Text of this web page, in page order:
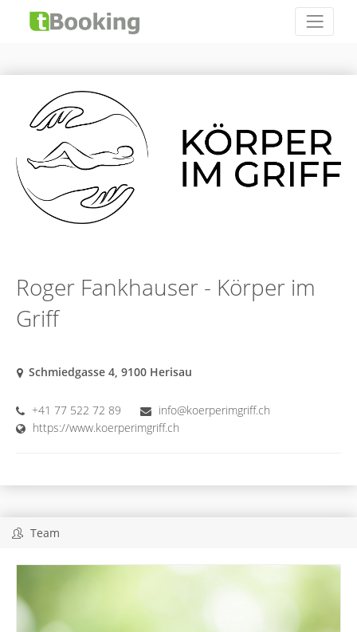
Roger Fankhauser - Körper im
Griff
Schmiedgasse 4, 9100 Herisau
+41 77 522 72 89
info@koerperimgriff.ch
https://www.koerperimgriff.ch
Team